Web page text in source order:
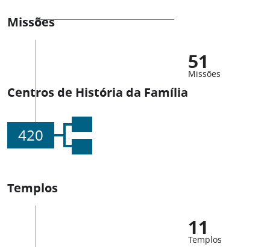
Missões
51
Missões
Centros de História da Família
420
Templos
11
Templos